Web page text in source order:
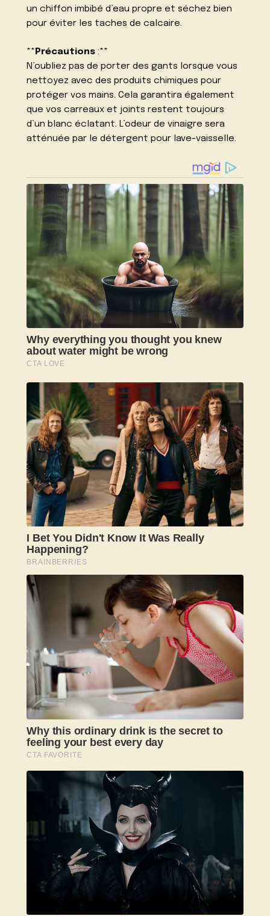
un chiffon imbibé d’eau propre et séchez bien
pour éviter les taches de calcaire.
** Précautions :**
N’oubliez pas de porter des gants lorsque vous
nettoyez avec des produits chimiques pour
protéger vos mains. Cela garantira également
que vos carreaux et joints restent toujours
d’un blanc éclatant. L’odeur de vinaigre sera
atténuée par le détergent pour lave-vaisselle.